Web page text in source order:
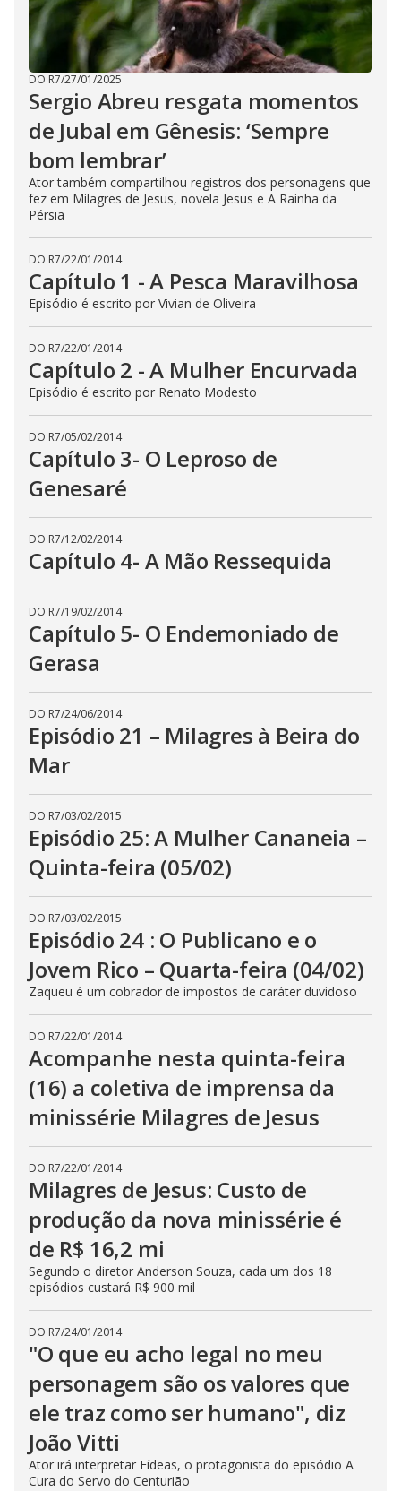
DO R7/27/01/2025
Sergio Abreu resgata momentos
de Jubal em Gênesis: ‘Sempre
bom lembrar’
Ator também compartilhou registros dos personagens que
fez em Milagres de Jesus, novela Jesus e A Rainha da
Pérsia
DO R7/22/01/2014
Capítulo 1 - A Pesca Maravilhosa
Episódio é escrito por Vivian de Oliveira
DO R7/22/01/2014
Capítulo 2 - A Mulher Encurvada
Episódio é escrito por Renato Modesto
DO R7/05/02/2014
Capítulo 3- O Leproso de
Genesaré
DO R7/12/02/2014
Capítulo 4- A Mão Ressequida
DO R7/19/02/2014
Capítulo 5- O Endemoniado de
Gerasa
DO R7/24/06/2014
Episódio 21 – Milagres à Beira do
Mar
DO R7/03/02/2015
Episódio 25: A Mulher Cananeia –
Quinta-feira (05/02)
DO R7/03/02/2015
Episódio 24 : O Publicano e o
Jovem Rico – Quarta-feira (04/02)
Zaqueu é um cobrador de impostos de caráter duvidoso
DO R7/22/01/2014
Acompanhe nesta quinta-feira
(16) a coletiva de imprensa da
minissérie Milagres de Jesus
DO R7/22/01/2014
Milagres de Jesus: Custo de
produção da nova minissérie é
de R$ 16,2 mi
Segundo o diretor Anderson Souza, cada um dos 18
episódios custará R$ 900 mil
DO R7/24/01/2014
"O que eu acho legal no meu
personagem são os valores que
ele traz como ser humano", diz
João Vitti
Ator irá interpretar Fídeas, o protagonista do episódio A
Cura do Servo do Centurião